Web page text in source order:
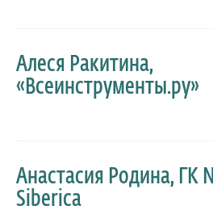
Алеся Ракитина,
«Всеинструменты.ру»
Анастасия Родина, ГК
Siberica